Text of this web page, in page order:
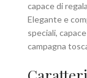
capace di
Elegante e
speciali,
campagna